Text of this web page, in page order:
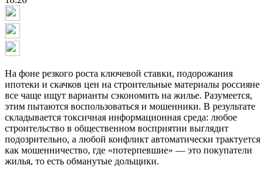
На фоне резкого роста ключевой ставки, подорожания
ипотеки и скачков цен на строительные материалы россияне
все чаще ищут варианты сэкономить на жилье. Разумеется,
этим пытаются воспользоваться и мошенники. В результате
складывается токсичная информационная среда: любое
строительство в общественном восприятии выглядит
подозрительно, а любой конфликт автоматически трактуется
как мошенничество, где «потерпевшие» — это покупатели
жилья, то есть обманутые дольщики.